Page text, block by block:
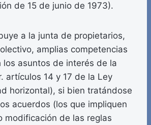
de 15 de junio de 1973).
a la junta de propietarios,
amplias competencias
los asuntos de interés de la
artículos 14 y 17 de la Ley
horizontal), si bien tratándose
acuerdos (los que impliquen
modificación de las reglas